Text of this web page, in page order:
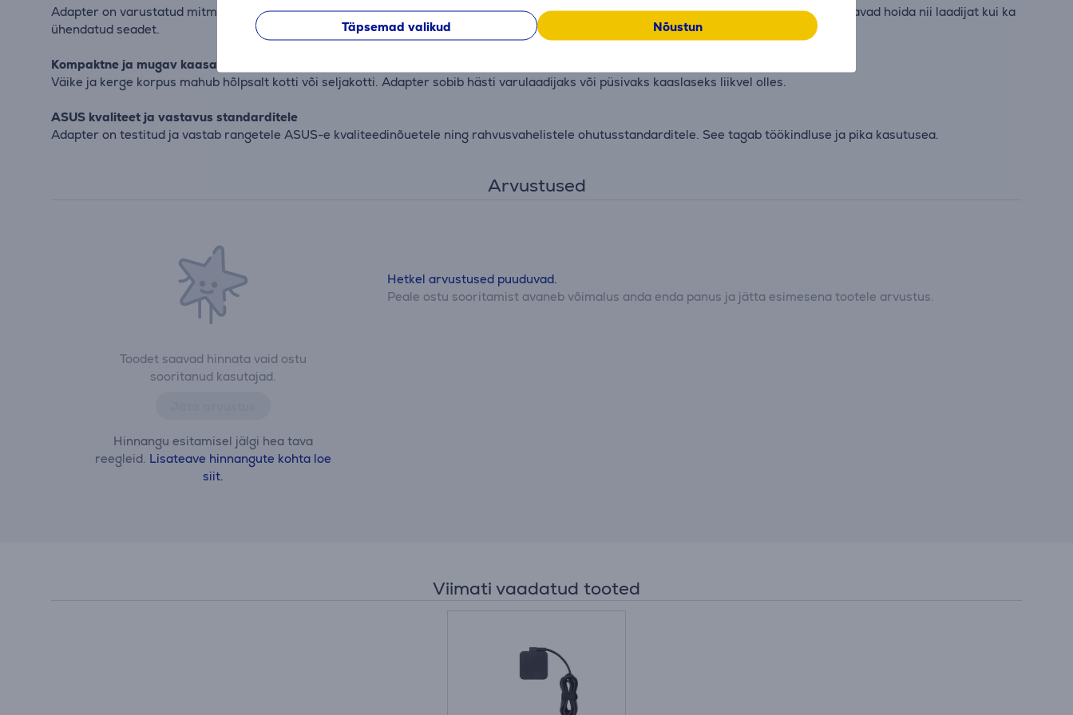
Täpsemad valikud Nõustun
Adapter on varustatud mitme kaitsesüsteemiga, sealhulgas ülepingekaitse, ülevoolukaitse, ülekuumenemiskaitse ja lühisekaitse. Need aitavad hoida nii laadijat kui ka
ühendatud seadet.
Kompaktne ja mugav kaasas kanda
Väike ja kerge korpus mahub hõlpsalt kotti või seljakotti. Adapter sobib hästi varulaadijaks või püsivaks kaaslaseks liikvel olles.
ASUS kvaliteet ja vastavus standarditele
Adapter on testitud ja vastab rangetele ASUS-e kvaliteedinõuetele ning rahvusvahelistele ohutusstandarditele. See tagab töökindluse ja pika kasutusea.
Arvustused
Toodet saavad hinnata vaid ostu
sooritanud kasutajad.
Hinnangu esitamisel jälgi hea tava
reegleid. Lisateave hinnangute kohta loe
siit.
Hetkel arvustused puuduvad.
Peale ostu sooritamist avaneb võimalus anda enda panus ja jätta esimesena tootele arvustus.
Viimati vaadatud tooted